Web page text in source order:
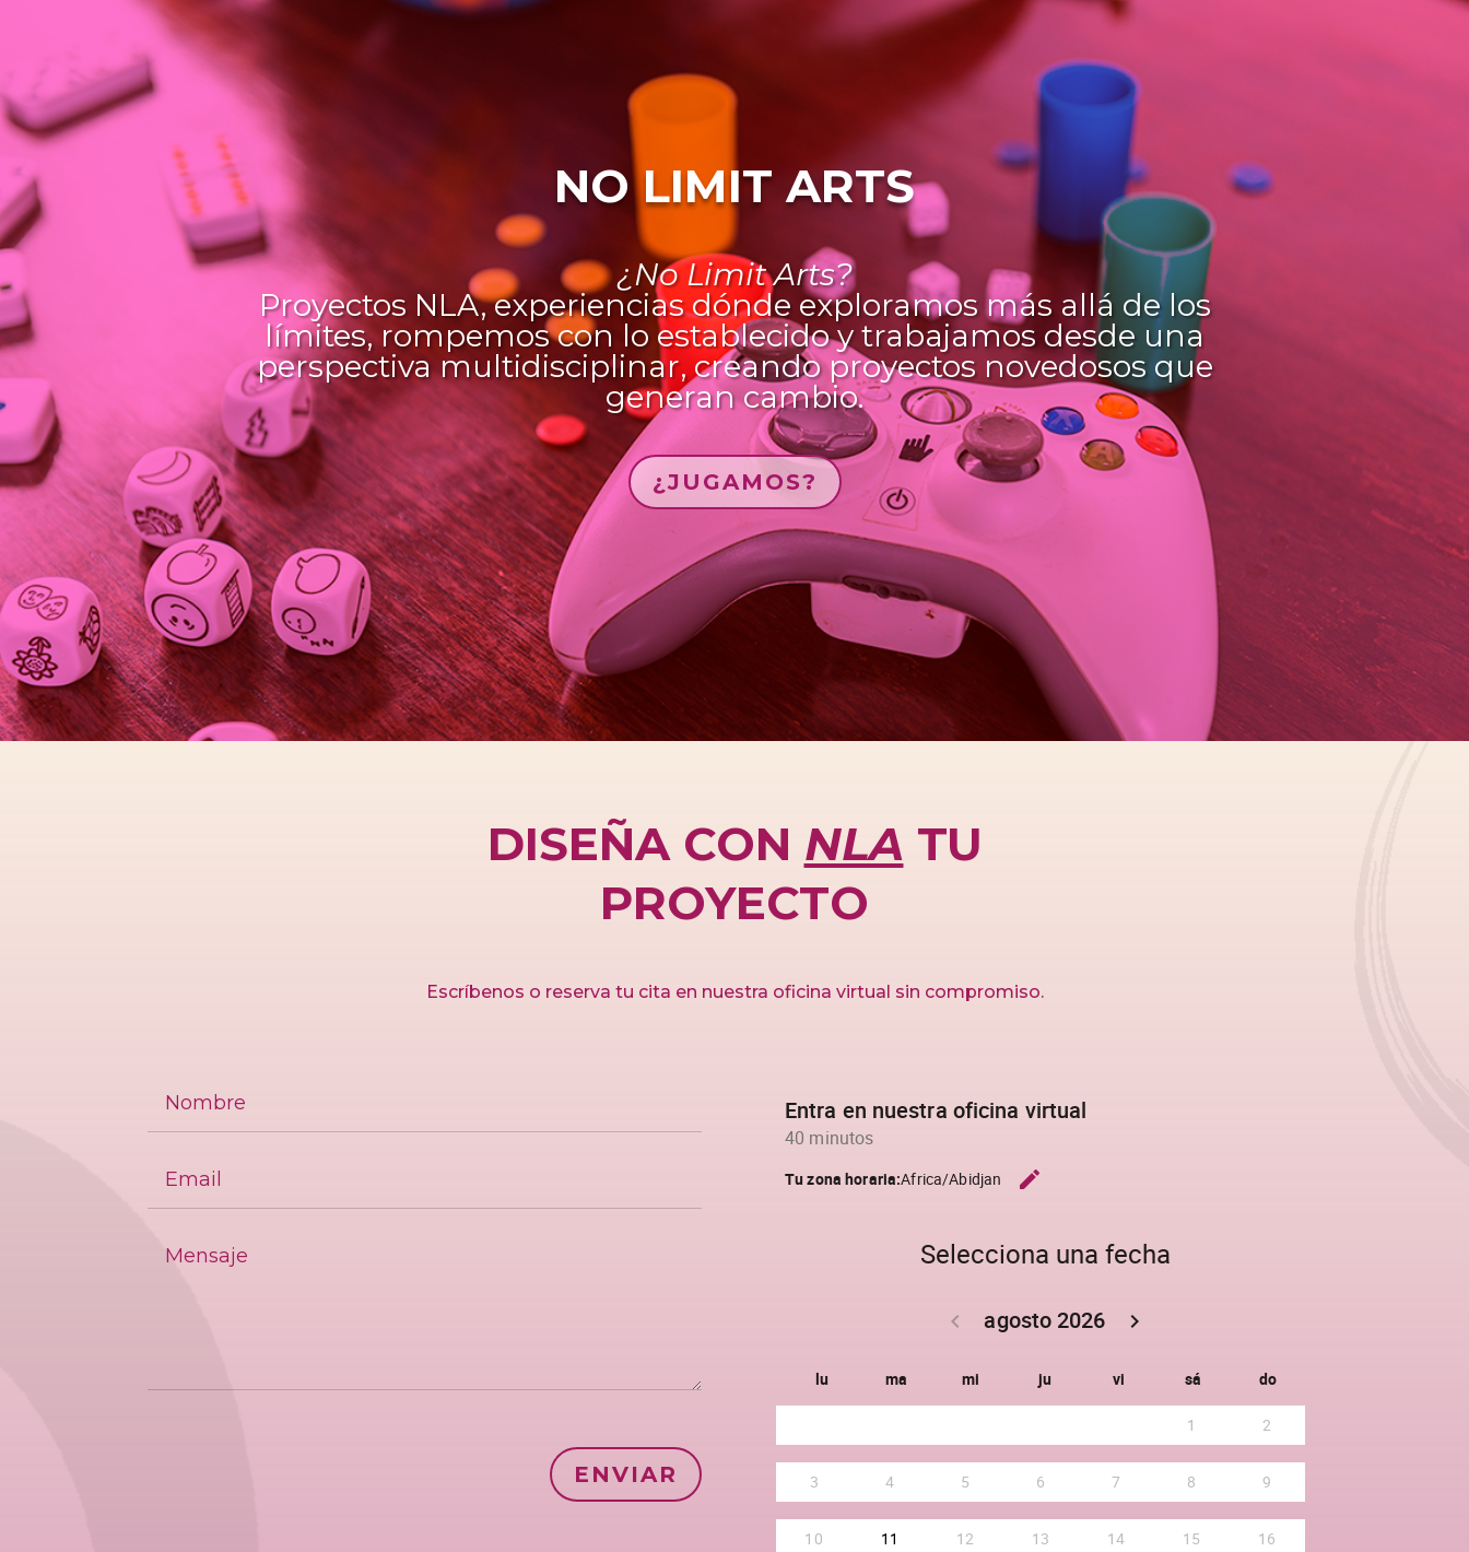
NO LIMIT ARTS
¿No Limit Arts?
Proyectos NLA, experiencias dónde exploramos más allá de los
límites, rompemos con lo establecido y trabajamos desde una
perspectiva multidisciplinar, creando proyectos novedosos que
generan cambio.
¿JUGAMOS?
DISEÑA CON NLA TU
PROYECTO
Escríbenos o reserva tu cita en nuestra oficina virtual sin compromiso.
ENVIAR